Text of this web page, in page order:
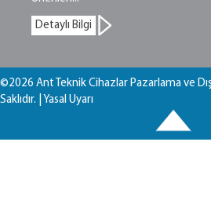
Detaylı Bilgi
©2026 Ant Teknik Cihazlar Pazarlama ve
Saklıdır. | Yasal Uyarı